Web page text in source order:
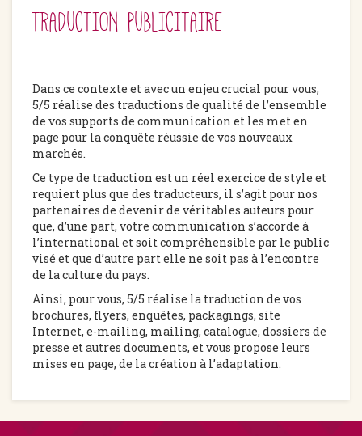
TRADUCTION PUBLICITAIRE
Dans ce contexte et avec un enjeu crucial pour vous,
5/5 réalise des traductions de qualité de l’ensemble
de vos supports de communication et les met en
page pour la conquête réussie de vos nouveaux
marchés.
Ce type de traduction est un réel exercice de style et
requiert plus que des traducteurs, il s’agit pour nos
partenaires de devenir de véritables auteurs pour
que, d’une part, votre communication s’accorde à
l’international et soit compréhensible par le public
visé et que d’autre part elle ne soit pas à l’encontre
de la culture du pays.
Ainsi, pour vous, 5/5 réalise la traduction de vos
brochures, flyers, enquêtes, packagings, site
Internet, e-mailing, mailing, catalogue, dossiers de
presse et autres documents, et vous propose leurs
mises en page, de la création à l’adaptation.